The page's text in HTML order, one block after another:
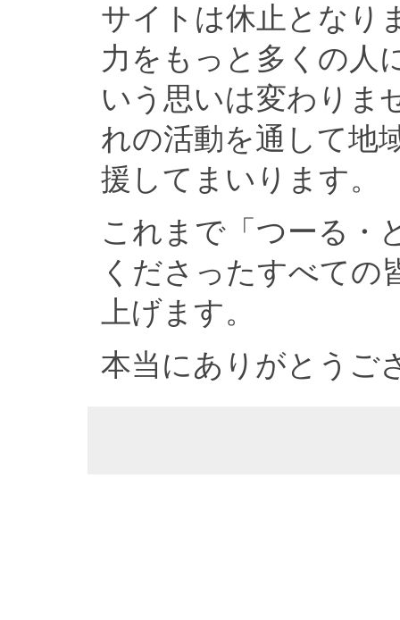
サイトは休止となり
力をもっと多くの人
いう思いは変わりま
れの活動を通して地
援してまいります。
これまで「つーる・
くださったすべての
上げます。
本当にありがとうご